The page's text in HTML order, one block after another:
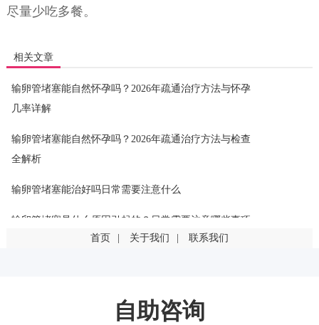
尽量少吃多餐。
相关文章
输卵管堵塞能自然怀孕吗？2026年疏通治疗方法与怀孕
几率详解
输卵管堵塞能自然怀孕吗？2026年疏通治疗方法与检查
全解析
输卵管堵塞能治好吗日常需要注意什么
输卵管堵塞是什么原因引起的？日常需要注意哪些事项
首页 关于我们 联系我们
自助咨询